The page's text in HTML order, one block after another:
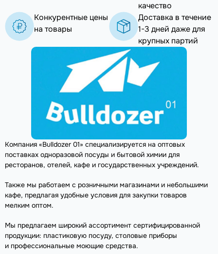
качество
Конкурентные цены
на товары
Доставка в течение
1-3 дней даже для
крупных партий
Компания «Bulldozer 01» специализируется на оптовых
поставках одноразовой посуды и бытовой химии для
ресторанов, отелей, кафе и государственных учреждений.
Также мы работаем с розничными магазинами и небольшими
кафе, предлагая удобные условия для закупки товаров
мелким оптом.
Мы предлагаем широкий ассортимент сертифицированной
продукции: пластиковую посуду, столовые приборы
и профессиональные моющие средства.